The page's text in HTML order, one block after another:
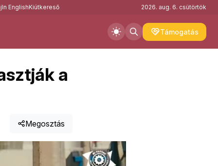
In EnglishKiútkereső 2026. aug. 6. csütörtök
Támogatás
a
Megosztás